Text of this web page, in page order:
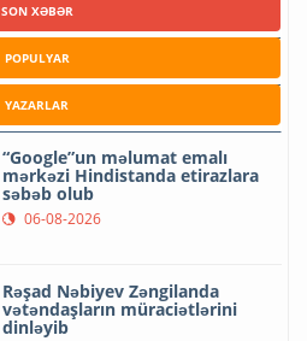
SON XƏBƏR
POPULYAR
YAZARLAR
“Google”un məlumat emalı
mərkəzi Hindistanda etirazlara
səbəb olub
06-08-2026
Rəşad Nəbiyev Zəngilanda
vətəndaşların müraciətlərini
dinləyib